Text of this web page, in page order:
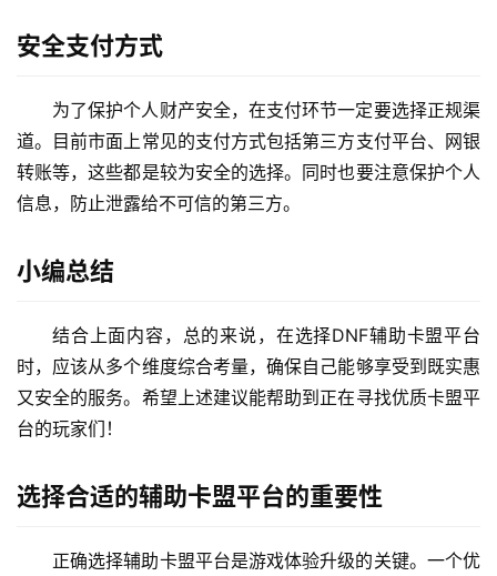
安全支付方式
为了保护个人财产安全，在支付环节一定要选择正规渠
道。目前市面上常见的支付方式包括第三方支付平台、网银
转账等，这些都是较为安全的选择。同时也要注意保护个人
信息，防止泄露给不可信的第三方。
小编总结
结合上面内容，总的来说，在选择DNF辅助卡盟平台
时，应该从多个维度综合考量，确保自己能够享受到既实惠
又安全的服务。希望上述建议能帮助到正在寻找优质卡盟平
台的玩家们！
选择合适的辅助卡盟平台的重要性
正确选择辅助卡盟平台是游戏体验升级的关键。一个优